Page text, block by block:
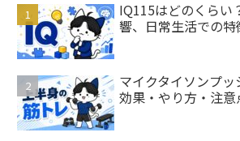
IQ115はどのくらい
響、日常生活での
マイクタイソンプッ
効果・やり方・注